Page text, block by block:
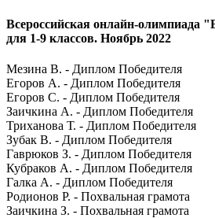
Всероссийская онлайн-олимпиада
для 1-9 классов. Ноябрь 2022
Мезина В. - Диплом Победителя
Егоров А. - Диплом Победителя
Егоров С. - Диплом Победителя
Заичкина А. - Диплом Победителя
Триханова Т. - Диплом Победителя
Зубак В. - Диплом Победителя
Гаврюков З. - Диплом Победителя
Кубраков А. - Диплом Победителя
Галка А. - Диплом Победителя
Родионов Р. - Похвальная грамота
Заичкина З. - Похвальная грамота